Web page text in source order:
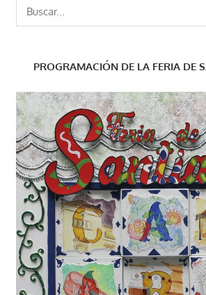
PROGRAMACIÓN DE LA FERIA DE